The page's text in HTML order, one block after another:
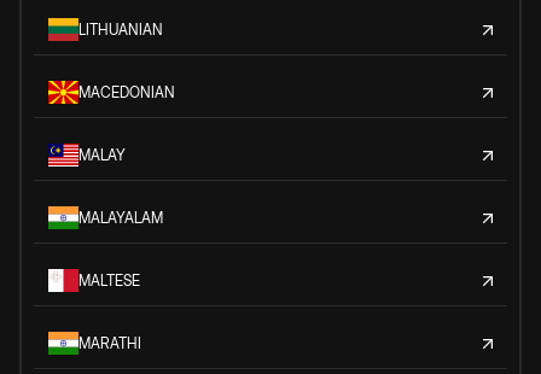
LITHUANIAN
MACEDONIAN
MALAY
MALAYALAM
MALTESE
MARATHI